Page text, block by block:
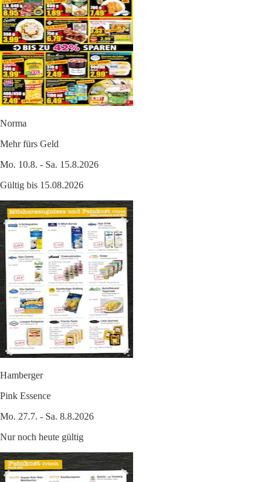
Norma
Mehr fürs Geld
Mo. 10.8. - Sa. 15.8.2026
Gültig bis 15.08.2026
Hamberger
Pink Essence
Mo. 27.7. - Sa. 8.8.2026
Nur noch heute gültig